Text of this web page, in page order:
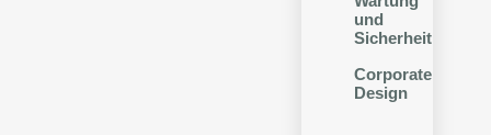
und
Sicherheit
Corporate
Design